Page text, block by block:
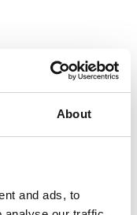
About
and ads, to